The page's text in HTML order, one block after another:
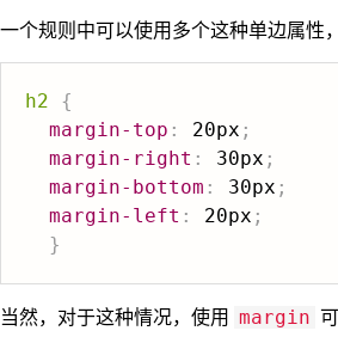
一个规则中可以使用多个这种单边属性
h2
{
margin-top : 20px ;
margin-right : 30px ;
margin-bottom : 30px ;
margin-left : 20px ;
}
当然，对于这种情况，使用 margin